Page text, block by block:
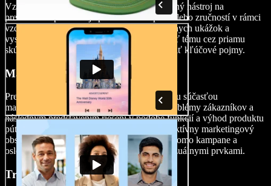
Vzdelávacie ukážkové video slúži ako názorný nástroj na
predvedenie praktickej aplikácie konceptov alebo zručností v rámci
vzdelávacieho procesu. Kombináciou vizuálnych ukážok a
vysvetľujúcich komentárov umožňuje vnímať tému cez priamu
skúsenosť, čo žiakom pomáha lepšie pochopiť kľúčové pojmy.
Marketingové videá
Pre firmy sú promo ukážkové videá kľúčovou súčasťou
marketingových stratégií. Poukázaním na problémy zákazníkov a
následným predstavením riešení v podobe funkcií a výhod produktu
pútavým spôsobom môžu firmy vytvárať efektívny marketingový
obsah pre sociálne siete, webstránky alebo promo kampane a
osloviť potenciálnych zákazníkov silnými vizuálnymi prvkami.
Tréningové videá